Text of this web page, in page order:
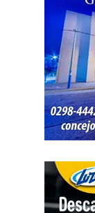
«En virtud de
configurados
para que opere
de la parte»,
actuaciones
conforme a la
Negro.